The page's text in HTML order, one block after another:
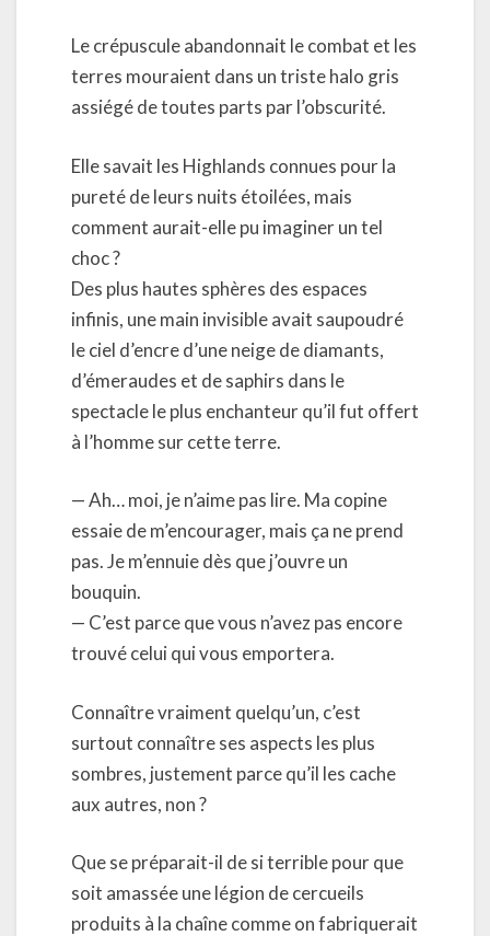
Le crépuscule abandonnait le combat et les
terres mouraient dans un triste halo gris
assiégé de toutes parts par l’obscurité.
Elle savait les Highlands connues pour la
pureté de leurs nuits étoilées, mais
comment aurait-elle pu imaginer un tel
choc ?
Des plus hautes sphères des espaces
infinis, une main invisible avait saupoudré
le ciel d’encre d’une neige de diamants,
d’émeraudes et de saphirs dans le
spectacle le plus enchanteur qu’il fut offert
à l’homme sur cette terre.
— Ah… moi, je n’aime pas lire. Ma copine
essaie de m’encourager, mais ça ne prend
pas. Je m’ennuie dès que j’ouvre un
bouquin.
— C’est parce que vous n’avez pas encore
trouvé celui qui vous emportera.
Connaître vraiment quelqu’un, c’est
surtout connaître ses aspects les plus
sombres, justement parce qu’il les cache
aux autres, non ?
Que se préparait-il de si terrible pour que
soit amassée une légion de cercueils
produits à la chaîne comme on fabriquerait